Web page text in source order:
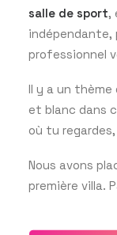
salle de sport,
indépendante,
professionnel
Il y a un
et blanc dans
où tu
Nous avons
première villa.